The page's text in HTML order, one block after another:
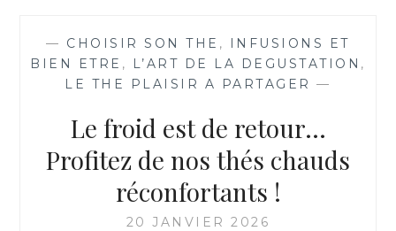
— CHOISIR SON THE ,
INFUSIONS ET
BIEN ETRE , L’ART DE LA DEGUSTATION ,
LE THE PLAISIR A PARTAGER —
Le froid est de retour…
Profitez de nos thés chauds
réconfortants !
20 JANVIER 2026